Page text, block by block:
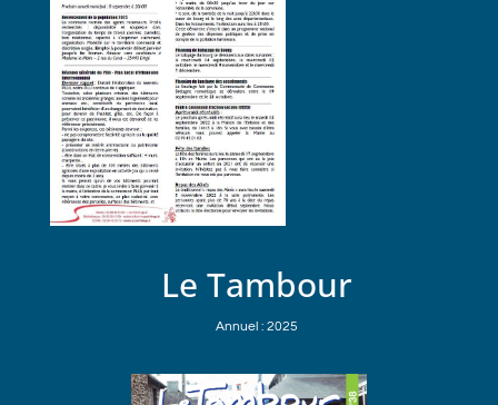
Le Tambour
Annuel : 2025